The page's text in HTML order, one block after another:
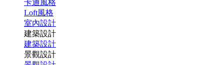
卡通風格
Loft風格
室內設計
建築設計
建築設計
景觀設計